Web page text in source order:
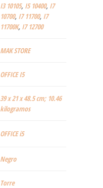
I3 10105, I5 10400, I7
10700, I7 11700, I7
11700K, I7 12700
‎MAK STORE
‎OFFICE I5
‎39 x 21 x 48.5 cm; 10.46
kilogramos
‎OFFICE i5
Negro
‎Torre